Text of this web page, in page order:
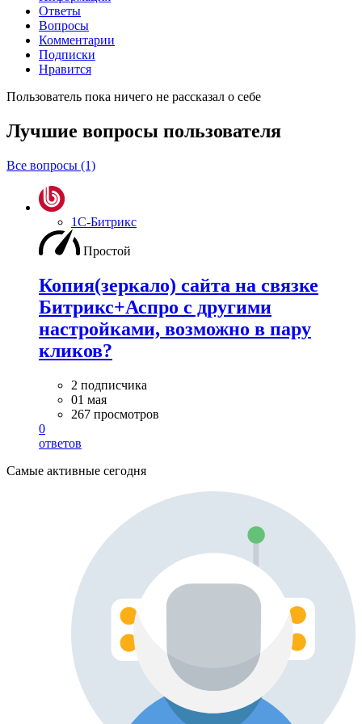
Ответы
Вопросы
Комментарии
Подписки
Нравится
Пользователь пока ничего не рассказал о себе
Лучшие вопросы пользователя
Все вопросы (1)
1С-Битрикс
Простой
Копия(зеркало) сайта на связке
Битрикс+Аспро с другими
настройками, возможно в пару
кликов?
2 подписчика
01 мая
267 просмотров
0
ответов
Самые активные сегодня